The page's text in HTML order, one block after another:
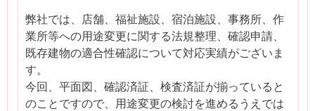
弊社では、店舗、福祉施設、宿泊施設、事務所、作
業所等への用途変更に関する法規整理、確認申請、
既存建物の適合性確認について対応実績がございま
す。
今回、平面図、確認済証、検査済証が揃っていると
のことですので、用途変更の検討を進めるうえでは